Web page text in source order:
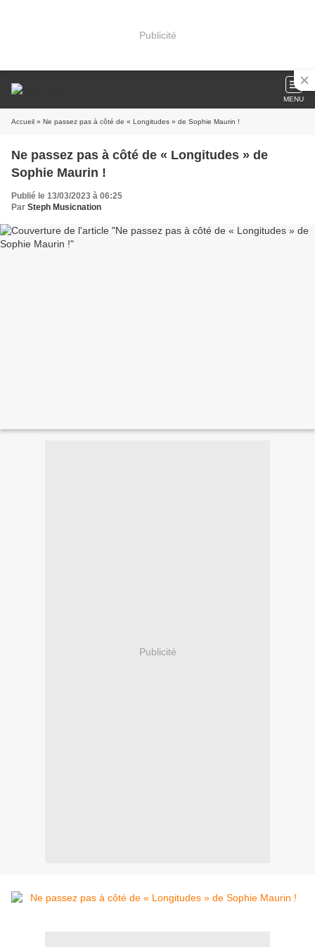
Publicité
MENU
Accueil » Ne passez pas à côté de « Longitudes » de Sophie Maurin !
Ne passez pas à côté de « Longitudes » de
Sophie Maurin !
Publié le 13/03/2023 à 06:25
Par Steph Musicnation
Publicité